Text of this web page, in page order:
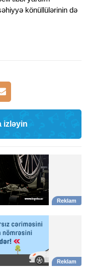
könüllülərinin də
izləyin